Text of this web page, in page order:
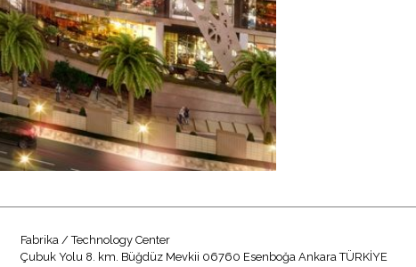
Fabrika / Technology Center
Çubuk Yolu 8. km. Büğdüz Mevkii 06760 Esenboğa Ankara TÜRKİYE